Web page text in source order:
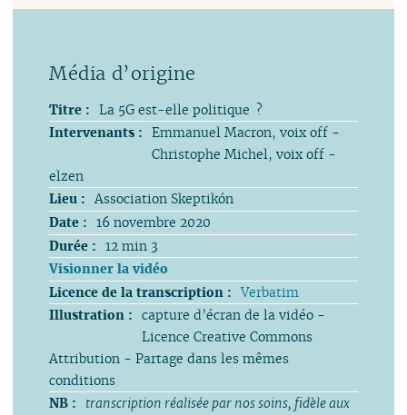
Titre : La 5G est-elle politique ?
Intervenants : Emmanuel Macron, voix off -
Christophe Michel, voix off -
elzen
Lieu : Association Skeptikón
Date : 16 novembre 2020
Durée : 12 min 3
Visionner la vidéo
Licence de la transcription : Verbatim
Illustration : capture d’écran de la vidéo -
Licence Creative Commons
Attribution - Partage dans les mêmes
conditions
NB :
transcription réalisée par nos soins, fidèle aux